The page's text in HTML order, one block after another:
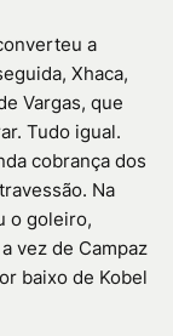
a
Xhaca,
Vargas, que
Tudo igual.
cobrança dos
Na
o goleiro,
vez de Campaz
baixo de Kobel